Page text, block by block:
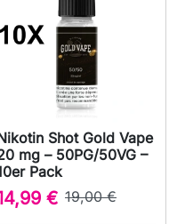
Shot Gold Vape
mg – 50PG/50VG –
Pack
€ 19,00 €